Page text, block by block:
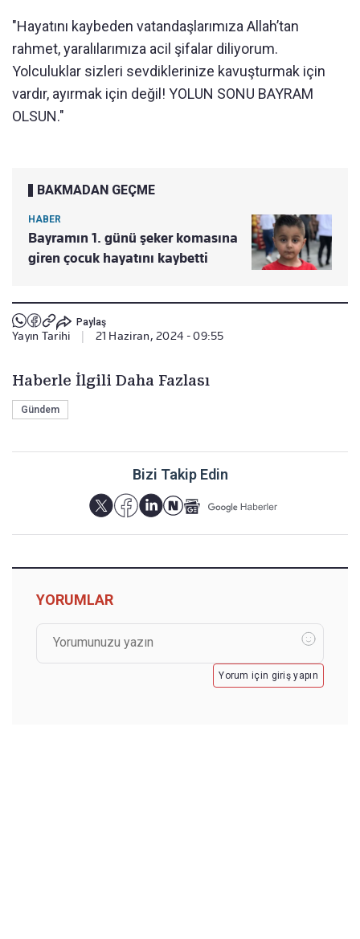
"Hayatını kaybeden vatandaşlarımıza Allah’tan
rahmet, yaralılarımıza acil şifalar diliyorum.
Yolculuklar sizleri sevdiklerinize kavuşturmak için
vardır, ayırmak için değil! YOLUN SONU BAYRAM
OLSUN."
BAKMADAN GEÇME
HABER
Bayramın 1. günü şeker komasına
giren çocuk hayatını kaybetti
Paylaş
Yayın Tarihi 21 Haziran, 2024 - 09:55
Haberle İlgili Daha Fazlası
Gündem
Bizi Takip Edin
YORUMLAR
Yorum için giriş yapın